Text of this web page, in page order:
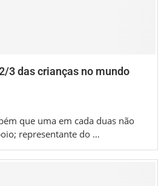
3 das crianças no mundo
que uma em cada duas não
representante do …